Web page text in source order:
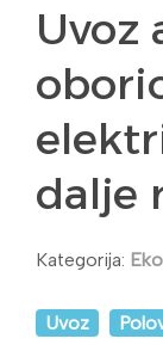
Uvoz
dalje
Kategorija:
Uvoz